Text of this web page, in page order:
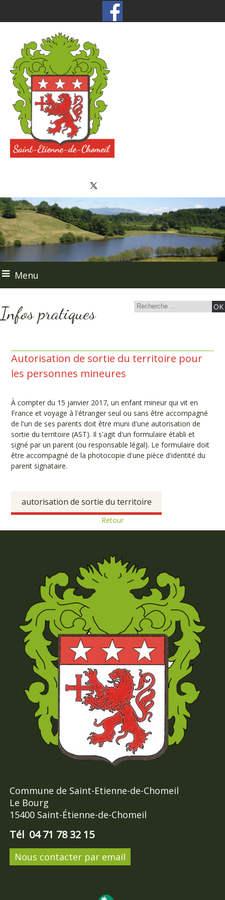
Menu
Infos pratiques
Autorisation de sortie du territoire pour
les personnes mineures
À compter du 15 janvier 2017, un enfant mineur qui vit en
France et voyage à l'étranger seul ou sans être accompagné
de l'un de ses parents doit être muni d'une autorisation de
sortie du territoire (AST). Il s'agit d'un formulaire établi et
signé par un parent (ou responsable légal). Le formulaire doit
être accompagné de la photocopie d'une pièce d'identité du
parent signataire.
autorisation de sortie du territoire
Retour
Commune de Saint-Etienne-de-Chomeil
Le Bourg
15400 Saint-Étienne-de-Chomeil
Tél 04 71 78 32 15
Nous contacter par email